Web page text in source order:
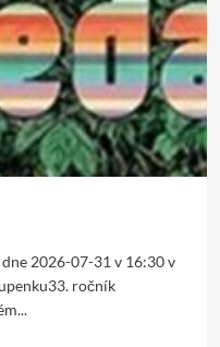
2026-07-31 v 16:30 v
ročník